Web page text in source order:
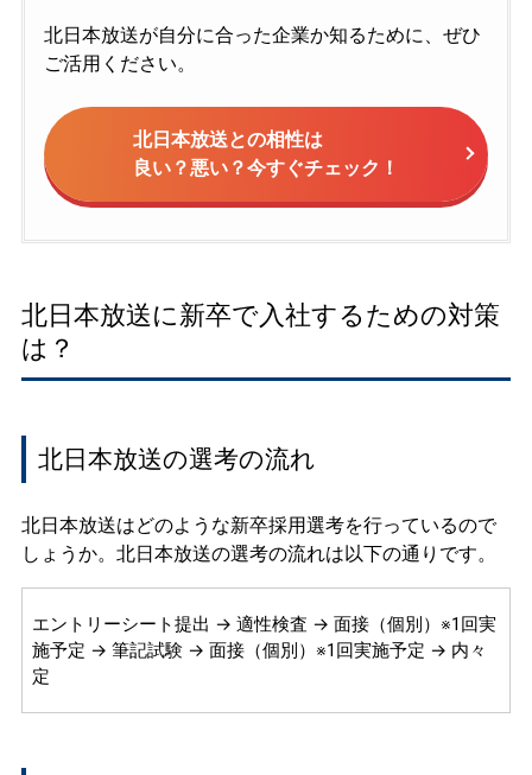
北日本放送が自分に合った企業か知るために、ぜひ
ご活用ください。
北日本放送との相性は
良い？悪い？今すぐチェック！
北日本放送に新卒で入社するための対策
は？
北日本放送の選考の流れ
北日本放送はどのような新卒採用選考を行っているので
しょうか。北日本放送の選考の流れは以下の通りです。
エントリーシート提出 → 適性検査 → 面接（個別）※1回実
施予定 → 筆記試験 → 面接（個別）※1回実施予定 → 内々
定